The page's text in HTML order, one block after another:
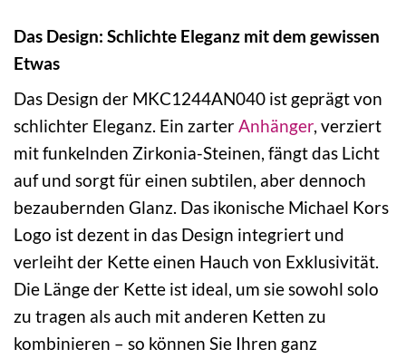
Das Design: Schlichte Eleganz mit dem gewissen
Etwas
Das Design der MKC1244AN040 ist geprägt von
schlichter Eleganz. Ein zarterAnhänger, verziert
mit funkelnden Zirkonia-Steinen, fängt das Licht
auf und sorgt für einen subtilen, aber dennoch
bezaubernden Glanz. Das ikonische Michael Kors
Logo ist dezent in das Design integriert und
verleiht der Kette einen Hauch von Exklusivität.
Die Länge der Kette ist ideal, um sie sowohl solo
zu tragen als auch mit anderen Ketten zu
kombinieren – so können Sie Ihren ganz